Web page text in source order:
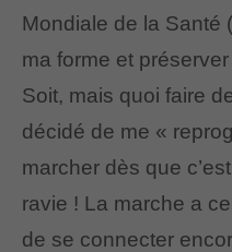
Mondiale de la Santé
ma forme et
Soit, mais quoi faire
décidé de me «
marcher dès que
ravie ! La marche a
de se connecter